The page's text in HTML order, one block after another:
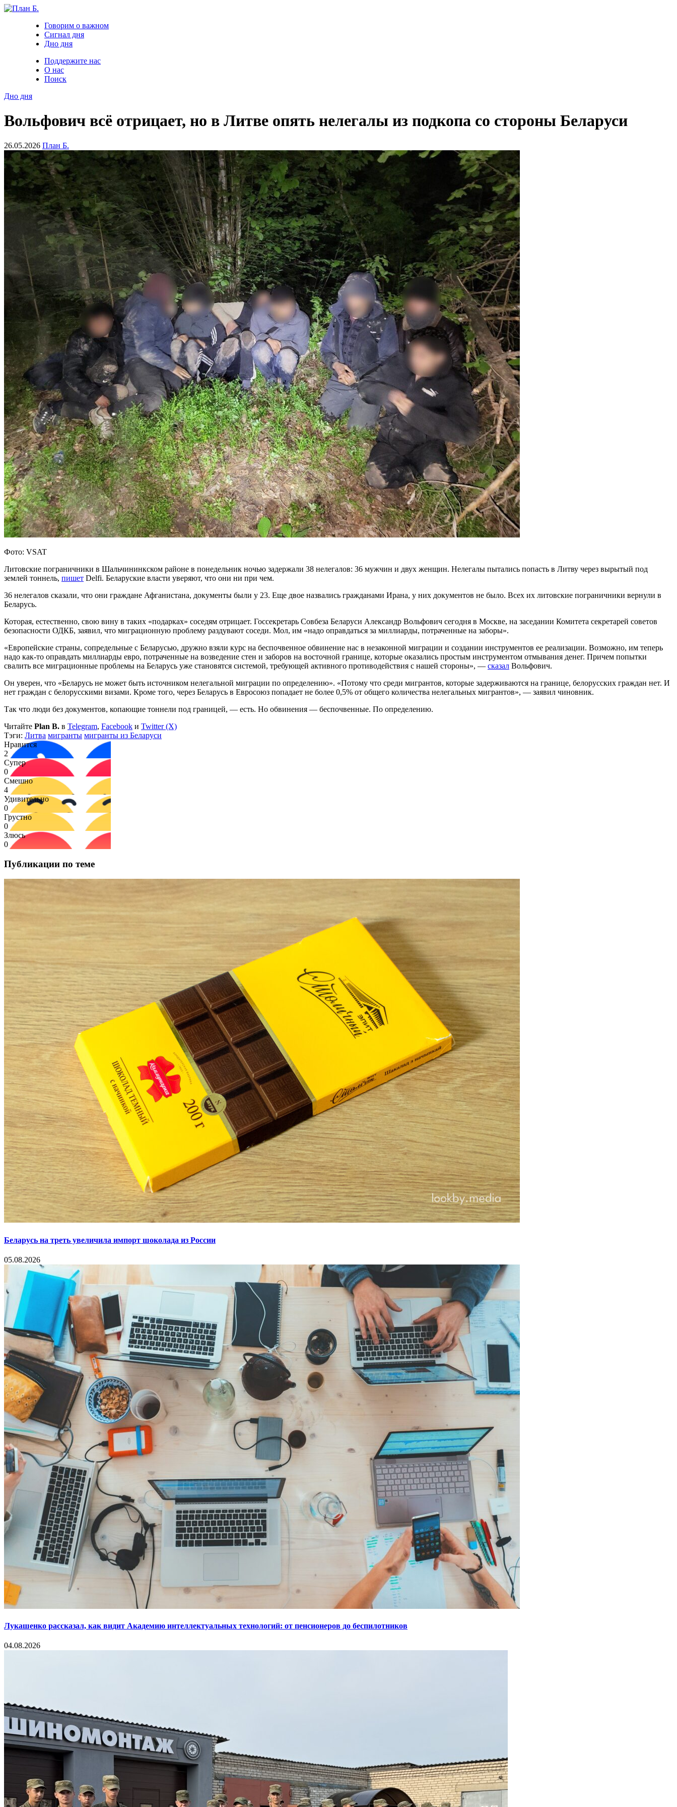
Говорим о важном
Сигнал дня
Дно дня
Поддержите нас
О нас
Поиск
Дно дня
Вольфович всё отрицает, но в Литве опять нелегалы из подкопа со стороны Беларуси
26.05.2026 План Б.
Фото: VSAT
Литовские пограничники в Шальчининкском районе в понедельник ночью задержали 38 нелегалов: 36 мужчин и двух женщин. Нелегалы пытались попасть в Литву через вырытый под
землей тоннель, пишет Delfi. Беларуские власти уверяют, что они ни при чем.
36 нелегалов сказали, что они граждане Афганистана, документы были у 23. Еще двое назвались гражданами Ирана, у них документов не было. Всех их литовские пограничники вернули в
Беларусь.
Которая, естественно, свою вину в таких «подарках» соседям отрицает. Госсекретарь Совбеза Беларуси Александр Вольфович сегодня в Москве, на заседании Комитета секретарей советов
безопасности ОДКБ, заявил, что миграционную проблему раздувают соседи. Мол, им «надо оправдаться за миллиарды, потраченные на заборы».
«Европейские страны, сопредельные с Беларусью, дружно взяли курс на беспочвенное обвинение нас в незаконной миграции и создании инструментов ее реализации. Возможно, им теперь
надо как-то оправдать миллиарды евро, потраченные на возведение стен и заборов на восточной границе, которые оказались простым инструментом отмывания денег. Причем попытки
свалить все миграционные проблемы на Беларусь уже становятся системой, требующей активного противодействия с нашей стороны», — сказал Вольфович.
Он уверен, что «Беларусь не может быть источником нелегальной миграции по определению». «Потому что среди мигрантов, которые задерживаются на границе, белорусских граждан нет. И
нет граждан с белорусскими визами. Кроме того, через Беларусь в Евросоюз попадает не более 0,5% от общего количества нелегальных мигрантов», — заявил чиновник.
Так что люди без документов, копающие тоннели под границей, — есть. Но обвинения — беспочвенные. По определению.
Читайте Plan B. в Telegram, Facebook и Twitter (X)
Тэги: Литва мигранты мигранты из Беларуси
Нравится
2
Супер
0
Смешно
4
Удивительно
0
Грустно
0
Злюсь
0
Публикации по теме
Беларусь на треть увеличила импорт шоколада из России
05.08.2026
Лукашенко рассказал, как видит Академию интеллектуальных технологий: от пенсионеров до беспилотников
04.08.2026